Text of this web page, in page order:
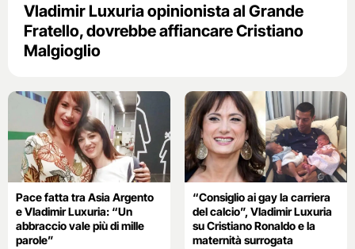
Vladimir Luxuria opinionista al Grande
Fratello, dovrebbe affiancare Cristiano
Malgioglio
Pace fatta tra Asia Argento
e Vladimir Luxuria: “Un
abbraccio vale più di mille
parole”
“Consiglio ai gay la carriera
del calcio”, Vladimir Luxuria
su Cristiano Ronaldo e la
maternità surrogata